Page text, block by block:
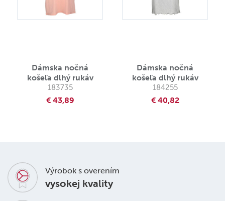
Dámska nočná
košeľa dlhý rukáv
183735
€ 43,89
Dámska nočná
košeľa dlhý rukáv
184255
€ 40,82
Výrobok s overením
vysokej kvality